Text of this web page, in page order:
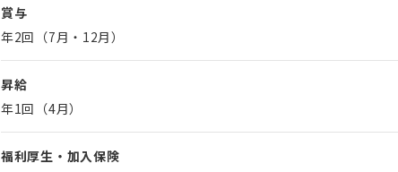
賞与
年2回（7月・12月）
昇給
年1回（4月）
福利厚生・加入保険